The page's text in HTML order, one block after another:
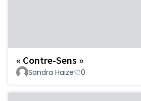
« Contre-Sens »
Sandra Haize 0